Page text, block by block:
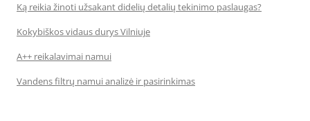
Ką reikia žinoti užsakant didelių detalių tekinimo paslaugas?
Kokybiškos vidaus durys Vilniuje
A++ reikalavimai namui
Vandens filtrų namui analizė ir pasirinkimas